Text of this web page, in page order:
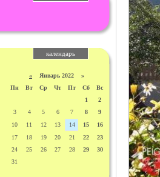
календарь
« Январь 2022 »
Пн
Вт Ср Чт Пт Сб
Вс
1
2
3
4 5 6 7 8
9
10
11 12 13 14 15
16
17
18 19 20 21 22
23
24
25 26 27 28 29
30
31